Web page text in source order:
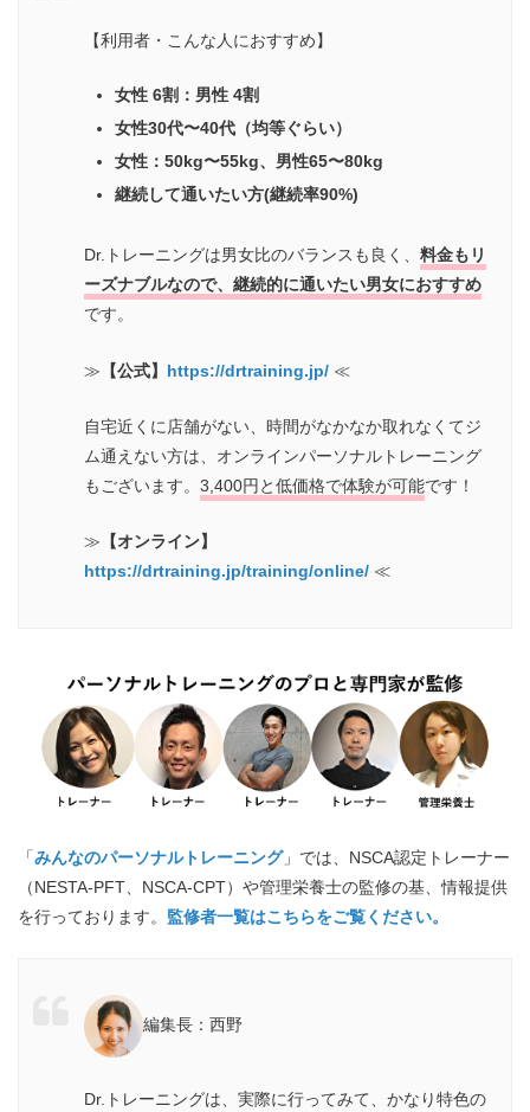
【利用者・こんな人におすすめ】
女性 6割：男性 4割
女性30代〜40代（均等ぐらい）
女性：50kg〜55kg、男性65〜80kg
継続して通いたい方(継続率90%)
Dr.トレーニングは男女比のバランスも良く、 料金もリ
ーズナブルなので、継続的に通いたい男女におすすめ
です。
≫ 【公式】 https://drtraining.jp/ ≪
自宅近くに店舗がない、時間がなかなか取れなくてジ
ム通えない方は、オンラインパーソナルトレーニング
もございます。 3,400円と低価格で体験が可能です！
≫ 【オンライン】
https://drtraining.jp/training/online/ ≪
「みんなのパーソナルトレーニング」では、NSCA認定トレーナー
（NESTA-PFT、NSCA-CPT）や管理栄養士の監修の基、情報提供
を行っております。 監修者一覧はこちらをご覧ください。
編集長：西野
Dr.トレーニングは、実際に行ってみて、かなり特色の